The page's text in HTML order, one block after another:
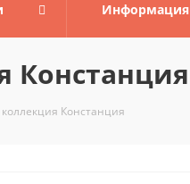
Информация
Констанция
Констанция